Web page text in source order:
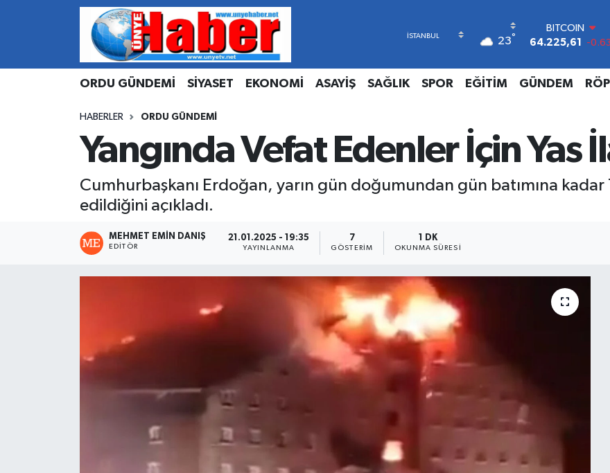
23°
BITCOIN
64.225,61
-0.63
47,7143 0.16
EURO
0.07
GRAM ALTIN
6510.40
13.799 70
ORDU GÜNDEMİ SİYASET EKONOMİ ASAYİŞ SAĞLIK SPOR EĞİTİM GÜNDEM
HABERLER ORDU GÜNDEMİ
Yangında Vefat Edenler İçin Yas
Cumhurbaşkanı Erdoğan, yarın gün doğumundan gün batımına kadar
edildiğini açıkladı.
MEHMET EMIN DANIŞ
EDITÖR
21.01.2025 - 19:35
YAYINLANMA
7
GÖSTERIM
1 DK
OKUNMA SÜRESI
Hava Durumu
Trafik Durumu
Süper Lig Puan Durumu ve Fikstür
Tüm Manşetler
Son Dakika Haberleri
Haber Arşivi